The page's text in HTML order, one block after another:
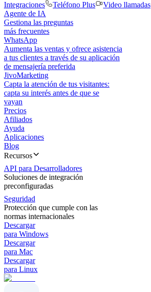
Integraciones
Teléfono Plus Video llamadas
Agente de IA
Gestiona las preguntas
más frecuentes
WhatsApp
Aumenta las ventas y ofrece asistencia
a tus clientes a través de su aplicación
de mensajería preferida
JivoMarketing
Capta la atención de tus visitantes:
capta su interés antes de que se
vayan
Precios
Afiliados
Ayuda
Aplicaciones
Blog
Recursos
API para Desarrolladores
Soluciones de integración
preconfiguradas
Seguridad
Protección que cumple con las
normas internacionales
Descargar
para Windows
Descargar
para Mac
Descargar
para Linux